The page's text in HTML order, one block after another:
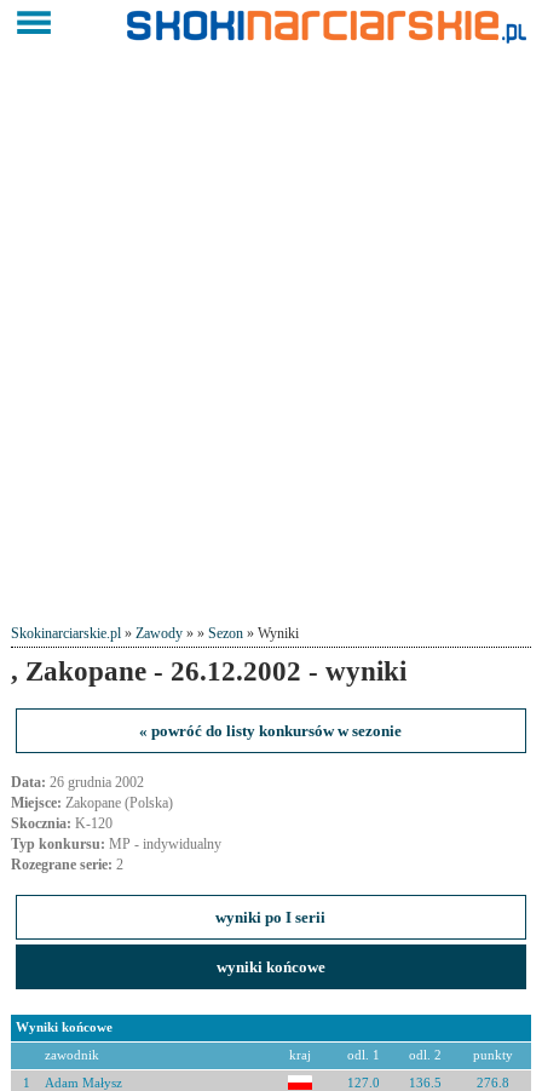
Skokinarciarskie.pl» Zawody» » Sezon » Wyniki
, Zakopane - 26.12.2002 - wyniki
« powróć do listy konkursów w sezonie
Data: 26 grudnia 2002
Miejsce: Zakopane (Polska)
Skocznia: K-120
Typ konkursu: MP - indywidualny
Rozegrane serie: 2
wyniki po I serii
wyniki końcowe
Wyniki końcowe
zawodnik kraj odl. 1 odl. 2 punkty
1 Adam Małysz 127.0 136.5 276.8